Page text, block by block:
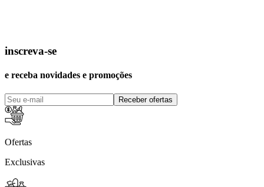
inscreva-se
e receba novidades e promoções
Receber ofertas
Ofertas
Exclusivas